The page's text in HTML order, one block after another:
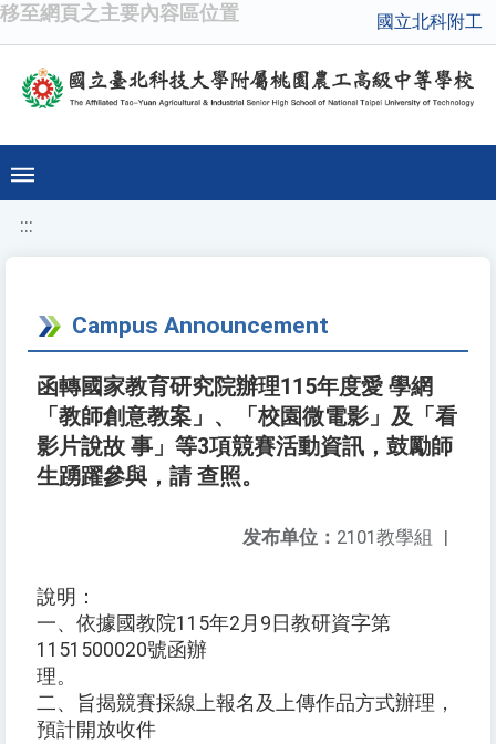
移至網頁之主要內容區位置 國立北科附工
:::
Campus Announcement
函轉國家教育研究院辦理115年度愛 學網
「教師創意教案」、「校園微電影」及「看
影片說故 事」等3項競賽活動資訊，鼓勵師
生踴躍參與，請 查照。
发布单位： 2101教學組 |
說明：
一、依據國教院115年2月9日教研資字第
1151500020號函辦
理。
二、旨揭競賽採線上報名及上傳作品方式辦理，
預計開放收件